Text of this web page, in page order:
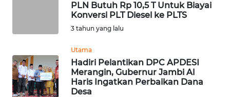
PLN Butuh Rp 10,5 T Untuk Biayai
Konversi PLT Diesel ke PLTS
3 tahun yang lalu
Utama
Hadiri Pelantikan DPC APDESI
Merangin, Gubernur Jambi Al
Haris Ingatkan Perbaikan Dana
Desa
WN
JATENG